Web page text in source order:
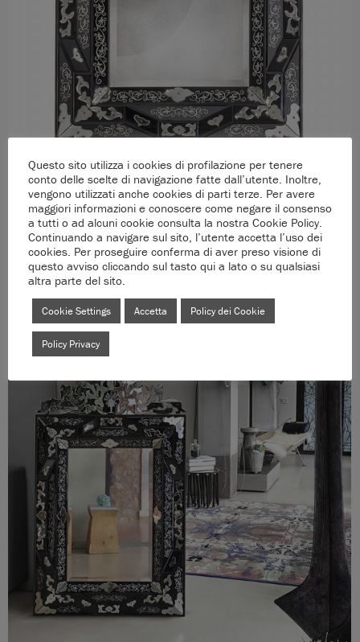
Questo sito utilizza i cookies di profilazione per tenere
conto delle scelte di navigazione fatte dall’utente. Inoltre,
vengono utilizzati anche cookies di parti terze. Per avere
maggiori informazioni e conoscere come negare il consenso
a tutti o ad alcuni cookie consulta la nostra Cookie Policy.
Continuando a navigare sul sito, l’utente accetta l’uso dei
cookies. Per proseguire conferma di aver preso visione di
questo avviso cliccando sul tasto qui a lato o su qualsiasi
altra parte del sito.
Cookie Settings Accetta Policy dei Cookie
Policy Privacy